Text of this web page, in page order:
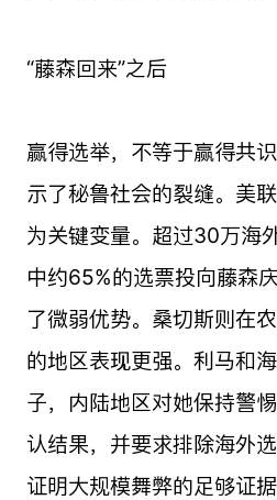
“藤森回来”之后
赢得选举，不等于赢得共
示了秘鲁社会的裂缝。美
为关键变量。超过30万海
中约65%的选票投向藤森
了微弱优势。桑切斯则在
的地区表现更强。利马和
子，内陆地区对她保持警
认结果，并要求排除海外
证明大规模舞弊的足够证